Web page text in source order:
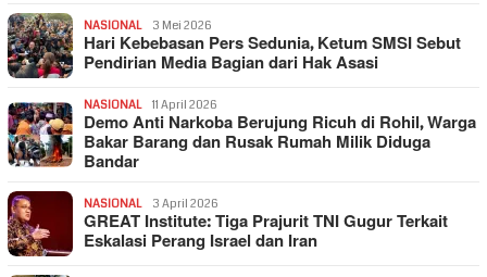
NASIONAL 3 Mei 2026
Hari Kebebasan Pers Sedunia, Ketum SMSI Sebut
Pendirian Media Bagian dari Hak Asasi
NASIONAL 11 April 2026
Demo Anti Narkoba Berujung Ricuh di Rohil, Warga
Bakar Barang dan Rusak Rumah Milik Diduga
Bandar
NASIONAL 3 April 2026
GREAT Institute: Tiga Prajurit TNI Gugur Terkait
Eskalasi Perang Israel dan Iran